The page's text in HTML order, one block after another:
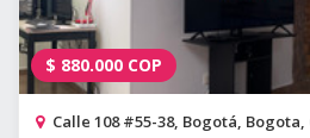
$ 880.000 COP
Calle 108 #55-38, Bogotá, Bogota,